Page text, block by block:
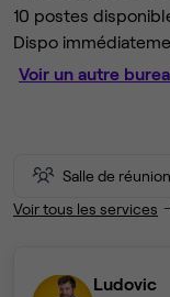
10 postes
Dispo
Voir un autre
Salle de
Voir tous les services
Ludovic